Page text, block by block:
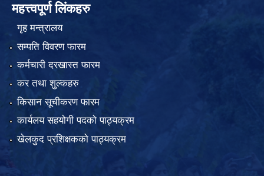
महत्त्वपूर्ण लिंकहरु
गृह मन्त्रालय
सम्पति विवरण फारम
कर्मचारी दरखास्त फारम
कर तथा शुल्कहरु
किसान सूचीकरण फारम
कार्यलय सहयोगी पदको पाठ्यक्रम
खेलकुद प्रशिक्षकको पाठ्यक्रम